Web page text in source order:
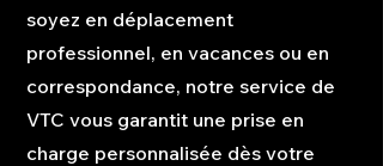
soyez en déplacement
professionnel, en vacances ou en
correspondance, notre service de
VTC vous garantit une prise en
charge personnalisée dès votre